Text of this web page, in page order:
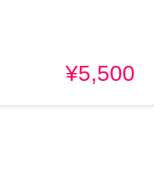
¥5,500